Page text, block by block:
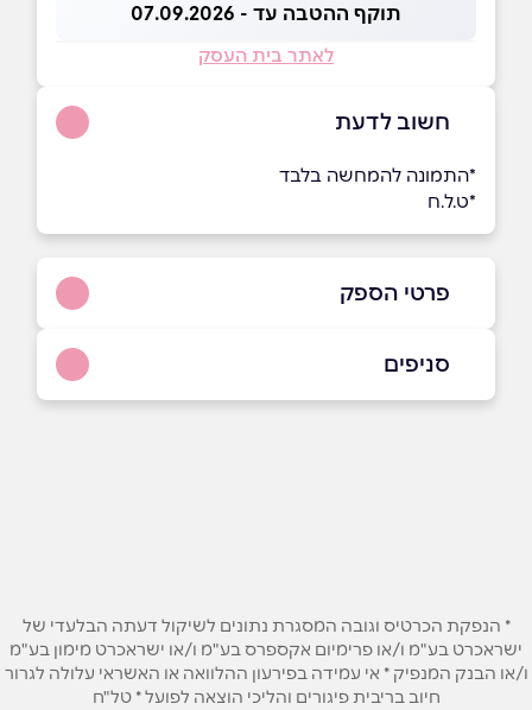
תוקף ההטבה עד - 07.09.2026
לאתר בית העסק
חשוב לדעת
*התמונה להמחשה בלבד
*ט.ל.ח
פרטי הספק
באתר באינסטגרם
אימייל*
סניפים
* הנפקת הכרטיס וגובה המסגרת נתונים לשיקול דעתה הבלעדי של
ישראכרט בע"מ ו/או פרימיום אקספרס בע"מ ו/או ישראכרט מימון בע"מ
ו/או הבנק המנפיק * אי עמידה בפירעון ההלוואה או האשראי עלולה לגרור
חיוב בריבית פיגורים והליכי הוצאה לפועל * טל"ח